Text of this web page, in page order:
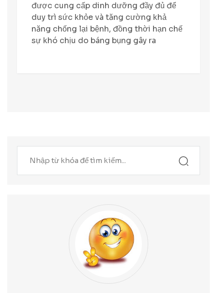
được cung cấp dinh dưỡng đầy đủ để
duy trì sức khỏe và tăng cường khả
năng chống lại bệnh, đồng thời hạn chế
sự khó chịu do báng bụng gây ra